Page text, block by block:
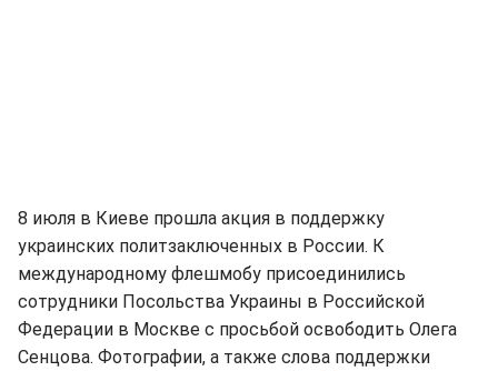
8 июля в Киеве прошла акция в поддержку
украинских политзаключенных в России. К
международному флешмобу присоединились
сотрудники Посольства Украины в Российской
Федерации в Москве с просьбой освободить Олега
Сенцова. Фотографии, а также слова поддержки